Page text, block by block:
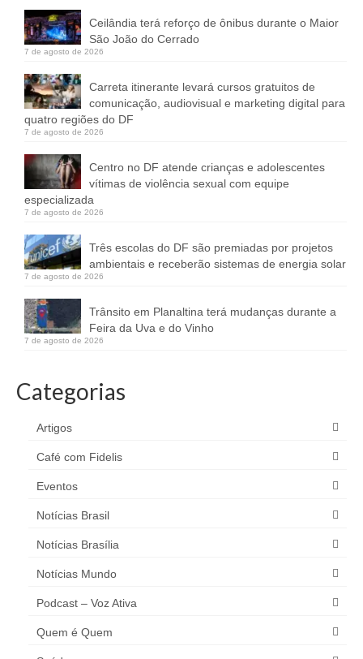
Ceilândia terá reforço de ônibus durante o Maior
São João do Cerrado
7 de agosto de 2026
Carreta itinerante levará cursos gratuitos de
comunicação, audiovisual e marketing digital para
quatro regiões do DF
7 de agosto de 2026
Centro no DF atende crianças e adolescentes
vítimas de violência sexual com equipe
especializada
7 de agosto de 2026
Três escolas do DF são premiadas por projetos
ambientais e receberão sistemas de energia solar
7 de agosto de 2026
Trânsito em Planaltina terá mudanças durante a
Feira da Uva e do Vinho
7 de agosto de 2026
Categorias
Artigos
Café com Fidelis
Eventos
Notícias Brasil
Notícias Brasília
Notícias Mundo
Podcast – Voz Ativa
Quem é Quem